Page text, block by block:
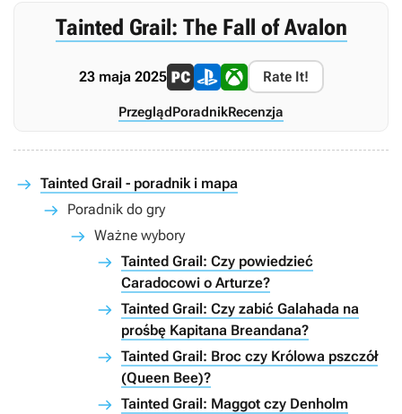
Tainted Grail: The Fall of Avalon
23 maja 2025 Rate It!
PrzeglądPoradnikRecenzja
Tainted Grail - poradnik i mapa
Poradnik do gry
Ważne wybory
Tainted Grail: Czy powiedzieć
Caradocowi o Arturze?
Tainted Grail: Czy zabić Galahada na
prośbę Kapitana Breandana?
Tainted Grail: Broc czy Królowa pszczół
(Queen Bee)?
Tainted Grail: Maggot czy Denholm